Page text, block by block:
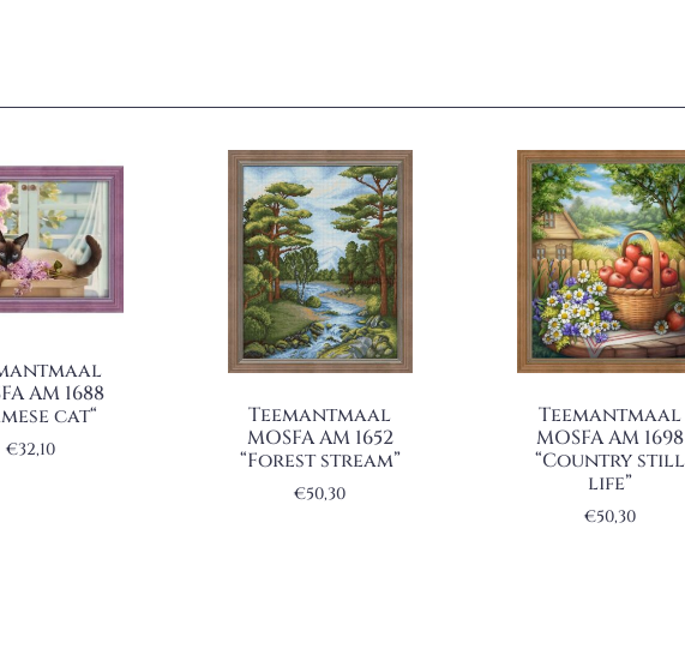
AM 1688
cat“
€32,10
Teemantmaal
MOSFA AM 1652
“Forest stream”
€50,30
Teemantmaal
MOSFA AM 1698
“Country still
life”
€50,30